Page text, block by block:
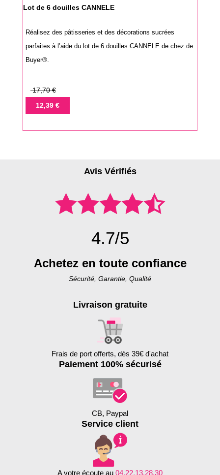
Lot de 6 douilles CANNELE
Réalisez des pâtisseries et des décorations sucrées
parfaites à l’aide du lot de 6 douilles CANNELE de chez de
Buyer®.
Prix
base
17,70 €
Prix12,39 €
Avis Vérifiés
4.7/5
Achetez en toute confiance
Sécurité, Garantie, Qualité
Livraison gratuite
Frais de port offerts, dès 39€ d'achat
Paiement 100% sécurisé
CB, Paypal
Service client
A votre écoute au 04.22.13.28.30